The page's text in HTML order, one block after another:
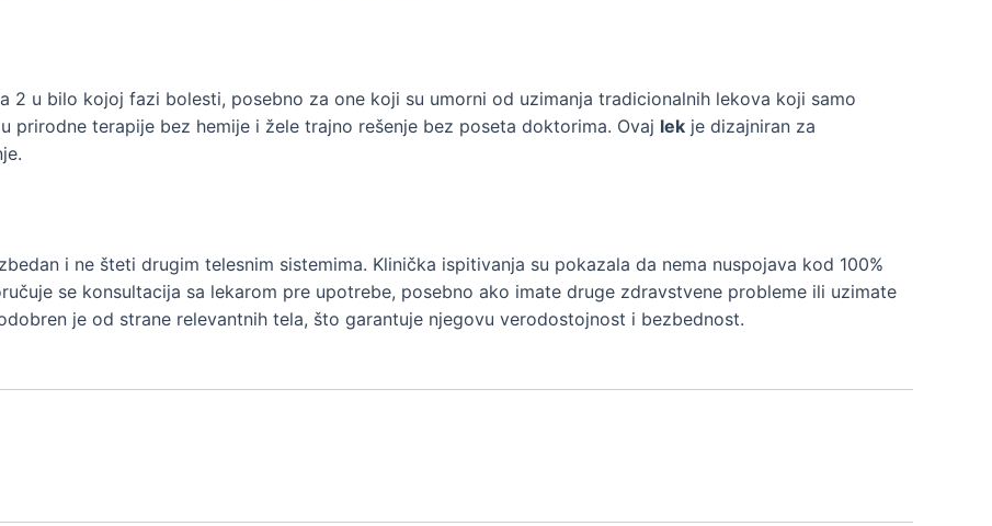
2 u bilo kojoj fazi bolesti, posebno za one koji su umorni od uzimanja tradicionalnih lekova koji samo
prirodne terapije bez hemije i žele trajno rešenje bez poseta doktorima. Ovaj lek je dizajniran za
i ne šteti drugim telesnim sistemima. Klinička ispitivanja su pokazala da nema nuspojava kod 100%
se konsultacija sa lekarom pre upotrebe, posebno ako imate druge zdravstvene probleme ili uzimate
je od strane relevantnih tela, što garantuje njegovu verodostojnost i bezbednost.